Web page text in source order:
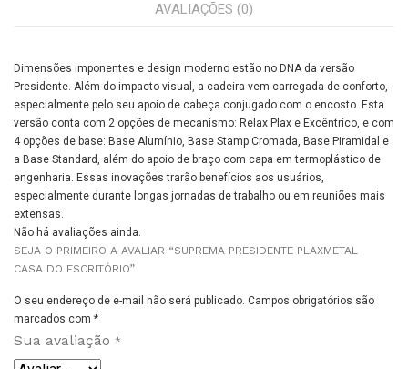
AVALIAÇÕES (0)
Dimensões imponentes e design moderno estão no DNA da versão
Presidente. Além do impacto visual, a cadeira vem carregada de conforto,
especialmente pelo seu apoio de cabeça conjugado com o encosto. Esta
versão conta com 2 opções de mecanismo: Relax Plax e Excêntrico, e com
4 opções de base: Base Alumínio, Base Stamp Cromada, Base Piramidal e
a Base Standard, além do apoio de braço com capa em termoplástico de
engenharia. Essas inovações trarão benefícios aos usuários,
especialmente durante longas jornadas de trabalho ou em reuniões mais
extensas.
Não há avaliações ainda.
SEJA O PRIMEIRO A AVALIAR “SUPREMA PRESIDENTE PLAXMETAL
CASA DO ESCRITÓRIO”
O seu endereço de e-mail não será publicado. Campos obrigatórios são
marcados com *
Sua avaliação *